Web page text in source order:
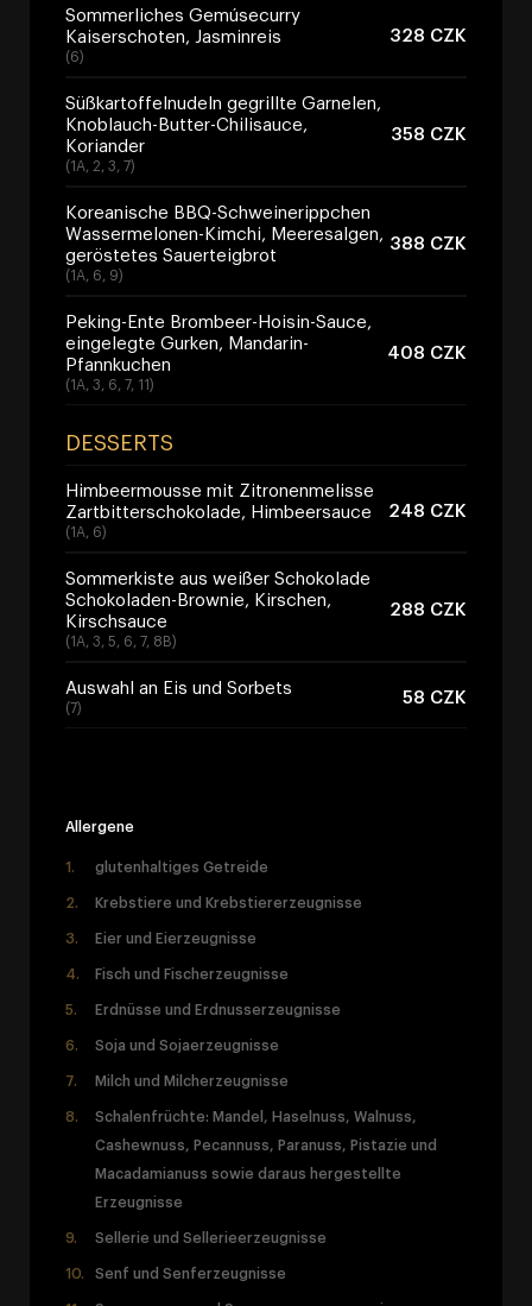
Sommerliches Gemúsecurry
Kaiserschoten, Jasminreis
(6)
328 CZK
Süßkartoffelnudeln gegrillte Garnelen,
Knoblauch-Butter-Chilisauce,
Koriander
(1A, 2, 3, 7)
358 CZK
Koreanische BBQ-Schweinerippchen
Wassermelonen-Kimchi, Meeresalgen,
geröstetes Sauerteigbrot
(1A, 6, 9)
388 CZK
Peking-Ente Brombeer-Hoisin-Sauce,
eingelegte Gurken, Mandarin-
Pfannkuchen
(1A, 3, 6, 7, 11)
408 CZK
DESSERTS
Himbeermousse mit Zitronenmelisse
Zartbitterschokolade, Himbeersauce
(1A, 6)
248 CZK
Sommerkiste aus weißer Schokolade
Schokoladen-Brownie, Kirschen,
Kirschsauce
(1A, 3, 5, 6, 7, 8B)
288 CZK
Auswahl an Eis und Sorbets
(7) 58 CZK
Allergene
glutenhaltiges Getreide
Krebstiere und Krebstiererzeugnisse
Eier und Eierzeugnisse
Fisch und Fischerzeugnisse
Erdnüsse und Erdnusserzeugnisse
Soja und Sojaerzeugnisse
Milch und Milcherzeugnisse
Schalenfrüchte: Mandel, Haselnuss, Walnuss,
Cashewnuss, Pecannuss, Paranuss, Pistazie und
Macadamianuss sowie daraus hergestellte
Erzeugnisse
Sellerie und Sellerieerzeugnisse
Senf und Senferzeugnisse